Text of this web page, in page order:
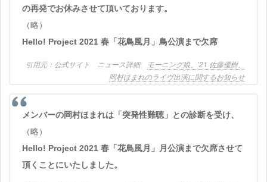
の再発でお休みさせて頂いております。
（略）
Hello! Project 2021 春「花鳥風月」鳥公演まで欠席
公式サイト ニュース詳細
モーニング娘。’21 佐藤優樹、
岡村ほまれのライヴ出演に関するお知らせ
メンバーの岡村ほまれは「突発性難聴」との診断を受け、
（略）
Hello! Project 2021 春「花鳥風月」月公演まで欠席させて
頂くことにいたしました。